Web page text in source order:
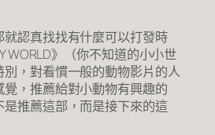
認真找找有什麼可以打發時
WORLD》（你不知道的小小世
，對看慣一般的動物影片的人
，推薦給對小動物有興趣的
推薦這部，而是接下來的這